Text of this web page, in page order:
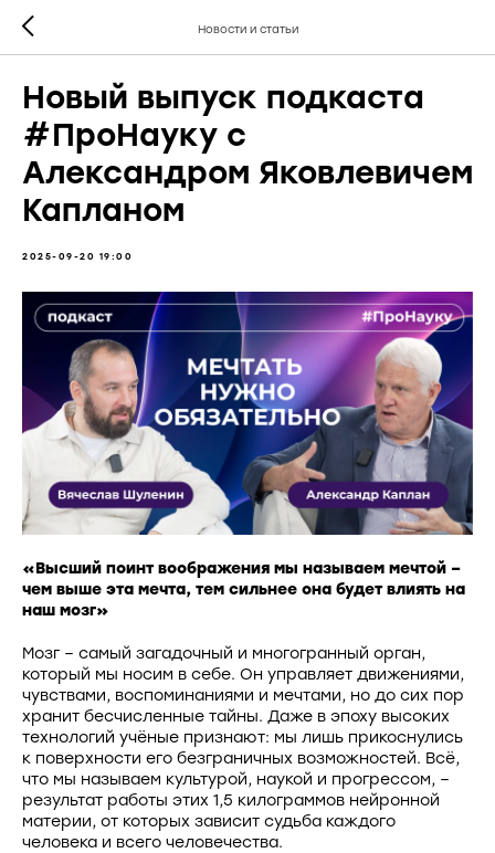
Новости и статьи
Новый выпуск подкаста
#ПроНауку с
Александром Яковлевичем
Капланом
2025-09-20 19:00
«Высший поинт воображения мы называем мечтой –
чем выше эта мечта, тем сильнее она будет влиять на
наш мозг»
Мозг – самый загадочный и многогранный орган,
который мы носим в себе. Он управляет движениями,
чувствами, воспоминаниями и мечтами, но до сих пор
хранит бесчисленные тайны. Даже в эпоху высоких
технологий учёные признают: мы лишь прикоснулись
к поверхности его безграничных возможностей. Всё,
что мы называем культурой, наукой и прогрессом, –
результат работы этих 1,5 килограммов нейронной
материи, от которых зависит судьба каждого
человека и всего человечества.